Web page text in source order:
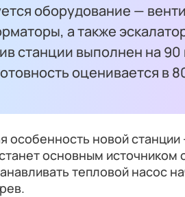
оборудование —
а также
станции выполнен на
оценивается в
особенность новой
основным источником
тепловой насос